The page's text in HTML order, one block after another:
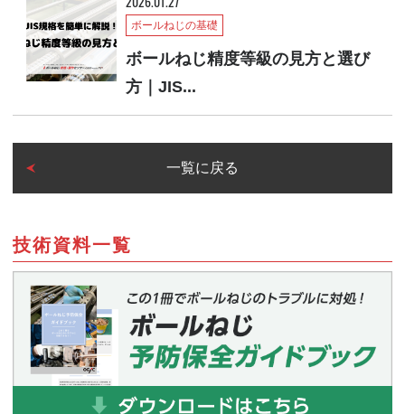
技術資料一覧
ボールねじの基礎
ボールねじ精度等級の見方と選び
方｜JIS...
一覧に戻る